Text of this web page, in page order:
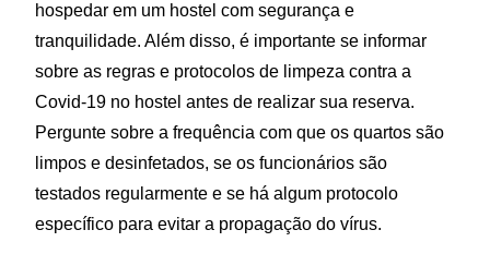
hospedar em um hostel com segurança e
tranquilidade. Além disso, é importante se informar
sobre as regras e protocolos de limpeza contra a
Covid-19 no hostel antes de realizar sua reserva.
Pergunte sobre a frequência com que os quartos são
limpos e desinfetados, se os funcionários são
testados regularmente e se há algum protocolo
específico para evitar a propagação do vírus.